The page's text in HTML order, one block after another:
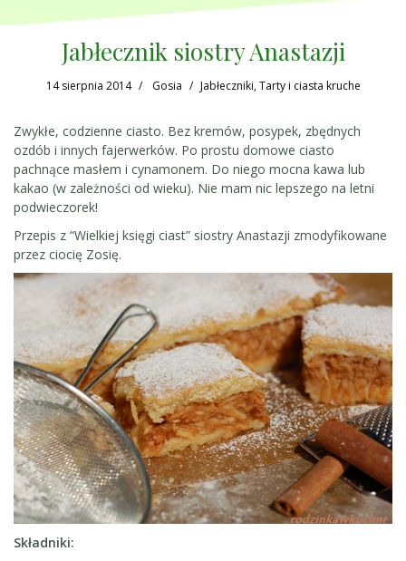
Jabłecznik siostry Anastazji
14 sierpnia 2014 Gosia Jabłeczniki,Tarty i ciasta kruche
Zwykłe, codzienne ciasto. Bez kremów, posypek, zbędnych
ozdób i innych fajerwerków. Po prostu domowe ciasto
pachnące masłem i cynamonem. Do niego mocna kawa lub
kakao (w zależności od wieku). Nie mam nic lepszego na letni
podwieczorek!
Przepis z “Wielkiej księgi ciast” siostry Anastazji zmodyfikowane
przez ciocię Zosię.
Składniki: